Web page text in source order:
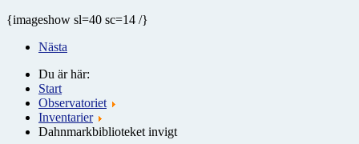
{imageshow sl=40 sc=14 /}
Nästa
Du är här:
Start
Observatoriet
Inventarier
Dahnmarkbiblioteket invigt